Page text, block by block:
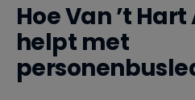
Hoe Van ’t
helpt met